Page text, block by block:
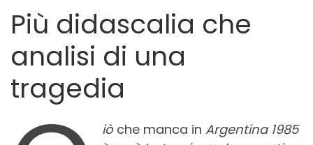
Più didascalia che
analisi di una
tragedia
iòche manca inArgentina 1985